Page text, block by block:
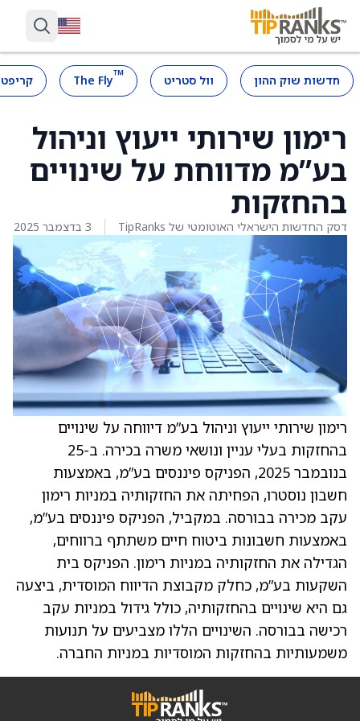
חדשות שוק ההון וול סטריט ™
The Fly
רימון שירותי ייעוץ וניהול
בע”מ מדווחת על שינויים
בהחזקות
דסק החדשות הישראלי האוטומטי של TipRanks 3 בדצמבר 2025
רימון שירותי ייעוץ וניהול בע”מ דיווחה על שינויים
בהחזקות בעלי עניין ונושאי משרה בכירה. ב-25
בנובמבר 2025, הפניקס פיננסים בע”מ, באמצעות
חשבון נוסטרו, הפחיתה את החזקותיה במניות רימון
עקב מכירה בבורסה. במקביל, הפניקס פיננסים בע”מ,
באמצעות חשבונות ביטוח חיים משתתף ברווחים,
הגדילה את החזקותיה במניות רימון. הפניקס בית
השקעות בע”מ, כחלק מקבוצת הדיווח המוסדית, ביצעה
גם היא שינויים בהחזקותיה, כולל גידול במניות עקב
רכישה בבורסה. השינויים הללו מצביעים על תנועות
משמעותיות בהחזקות המוסדיות במניות החברה.